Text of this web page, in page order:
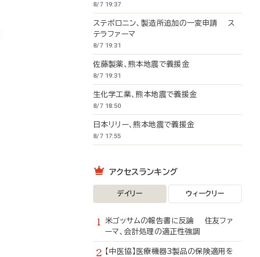
8/7 19:37
ステボロニン、製造所追加の一変申請 ス
テラファーマ
8/7 19:31
佐藤製薬、熊本地震で義援金
8/7 19:31
生化学工業、熊本地震で義援金
8/7 18:50
日本リリー、熊本地震で義援金
8/7 17:55
アクセスランキング
デイリー ウィークリー
米ゴッサムの報告書に反論 住友ファ
ーマ、会計処理の適正性強調
【中医協】医療機器3製品の保険適用を